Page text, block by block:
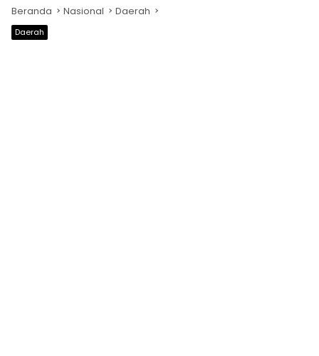
Beranda Nasional Daerah
Daerah